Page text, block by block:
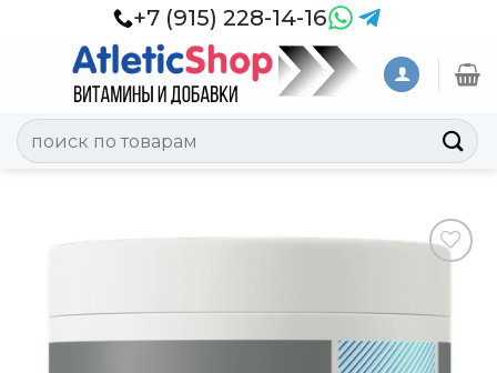
+7 (915) 228-14-16
Искать:
Вишлист